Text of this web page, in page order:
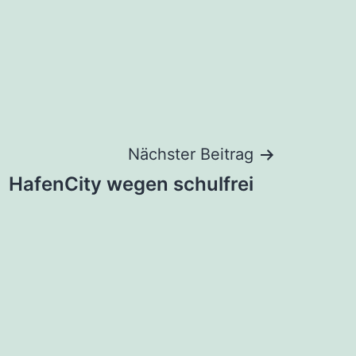
Nächster Beitrag
HafenCity wegen schulfrei